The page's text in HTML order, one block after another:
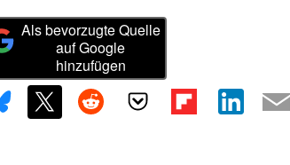
Als bevorzugte Quelle
auf Google
hinzufügen